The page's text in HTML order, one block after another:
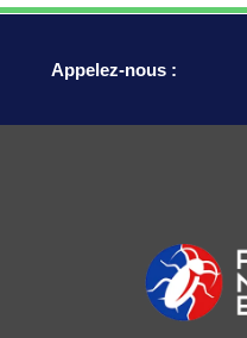
Appelez-nous :